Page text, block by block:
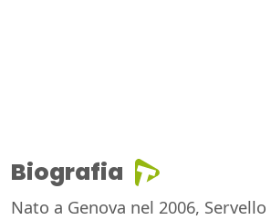
Biografia
Nato a Genova nel 2006,